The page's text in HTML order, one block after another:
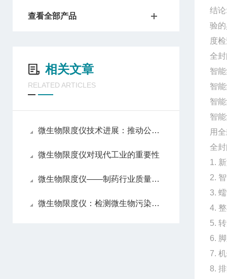
查看全部产品
相关文章
RELATED ARTICLES
微生物限度仪技术进展：推动公共卫生安全的检测手段
微生物限度仪对现代工业的重要性
微生物限度仪——制药行业质量控制的守护者
微生物限度仪：检测微生物污染，保障食品安全
结
验
度
全
智
智
智
智
用
全
1.
2.
3.
4.
5.
6.
7.
8.